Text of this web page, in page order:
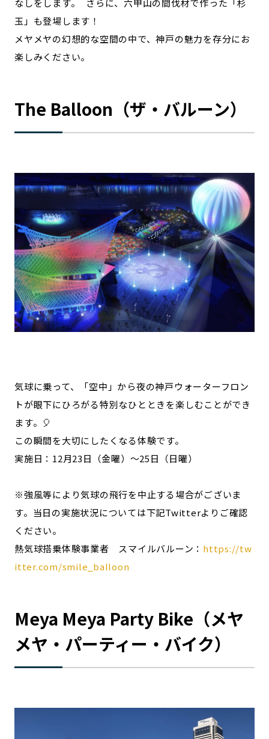
なしをします。 さらに、六甲山の間伐材で作った「杉
玉」も登場します！
メヤメヤの幻想的な空間の中で、神戸の魅力を存分にお
楽しみください。
The Balloon（ザ・バルーン）
気球に乗って、「空中」から夜の神戸ウォーターフロン
トが眼下にひろがる特別なひとときを楽しむことができ
ます。🎈
この瞬間を大切にしたくなる体験です。
実施日：12月23日（金曜）～25日（日曜）
※強風等により気球の飛行を中止する場合がございま
す。当日の実施状況については下記Twitterよりご確認
ください。
熱気球搭乗体験事業者 スマイルバルーン： https://tw
itter.com/smile_balloon
Meya Meya Party Bike（メヤ
メヤ・パーティー・バイク）